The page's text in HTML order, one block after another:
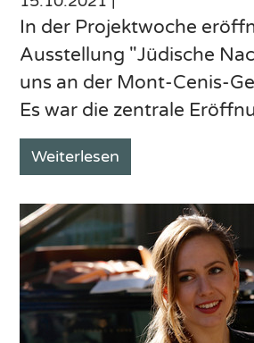
In der Projektwoche
Ausstellung "Jüdische
uns an der Mont-Cenis-
Es war die zentrale
Weiterlesen